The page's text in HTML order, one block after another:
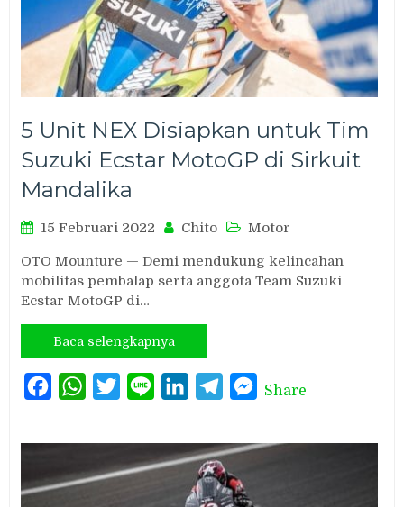
5 Unit NEX Disiapkan untuk Tim
Suzuki Ecstar MotoGP di Sirkuit
Mandalika
15 Februari 2022 Chito Motor
OTO Mounture — Demi mendukung kelincahan
mobilitas pembalap serta anggota Team Suzuki
Ecstar MotoGP di…
Baca selengkapnya
FacebookWhatsAppTwitterLine LinkedInTelegramMessenger
Share